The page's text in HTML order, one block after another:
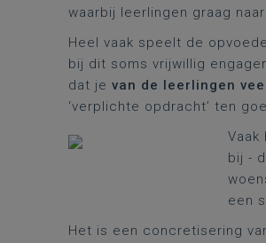
waarbij leerlingen graag
Heel vaak speelt de
bij dit soms vrijwillig
dat je van de leerlingen
‘verplichte opdracht’ ten
bij -
een
Het is een concretisering